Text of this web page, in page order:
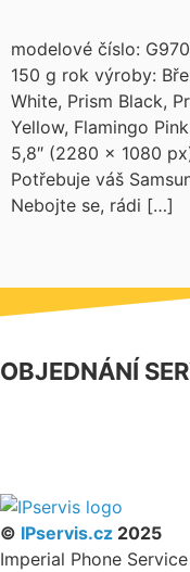
modelové číslo:
150 g rok výroby:
White, Prism Black,
Yellow, Flamingo
5,8″ (2280 x 1080
Potřebuje váš
Nebojte se, rádi […]
OBJEDNÁNÍ
© IPservis.cz 2025
Imperial Phone